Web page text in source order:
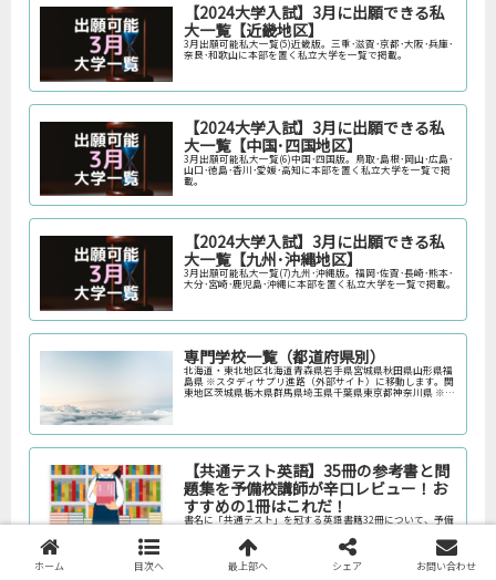
【2024大学入試】3月に出願できる私
大一覧【近畿地区】
3月出願可能私大一覧(5)近畿版。三重･滋賀･京都･大阪･兵庫･
奈良･和歌山に本部を置く私立大学を一覧で掲載。
【2024大学入試】3月に出願できる私
大一覧【中国･四国地区】
3月出願可能私大一覧(6)中国･四国版。鳥取･島根･岡山･広島･
山口･徳島･香川･愛媛･高知に本部を置く私立大学を一覧で掲
載。
【2024大学入試】3月に出願できる私
大一覧【九州･沖縄地区】
3月出願可能私大一覧(7)九州･沖縄版。福岡･佐賀･長崎･熊本･
大分･宮崎･鹿児島･沖縄に本部を置く私立大学を一覧で掲載。
専門学校一覧（都道府県別）
北海道・東北地区北海道青森県岩手県宮城県秋田県山形県福
島県 ※スタディサプリ進路（外部サイト）に移動します。関
東地区茨城県栃木県群馬県埼玉県千葉県東京都神奈川県 ※ス
【共通テスト英語】35冊の参考書と問
題集を予備校講師が辛口レビュー！お
すすめの1冊はこれだ！
書名に「共通テスト」を冠する英語書籍32冊について、予備
国公立大学
ホーム 目次へ 最上部へ シェア お問い合わせ